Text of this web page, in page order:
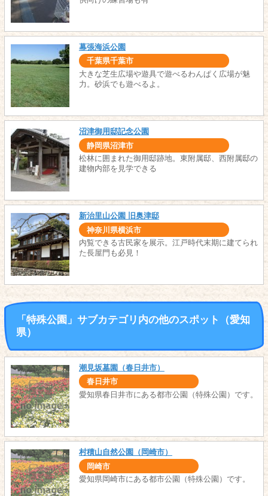
幕張海浜公園
千葉県千葉市
大きな芝生広場や遊具で遊べるわんぱく広場が魅
力。砂浜でも遊べるよ。
沼津御用邸記念公園
静岡県沼津市
松林に囲まれた御用邸跡地。東附属邸、西附属邸の
建物内部を見学できる
新治里山公園 旧奥津邸
神奈川県横浜市
内覧できる古民家を展示。江戸時代末期に建てられ
た長屋門も必見！
「特殊公園」サブカテゴリ内の他のスポット（愛知
県）
潮見坂墓園（春日井市）
春日井市
愛知県春日井市にある都市公園（特殊公園）です。
村積山自然公園（岡崎市）
岡崎市
愛知県岡崎市にある都市公園（特殊公園）です。